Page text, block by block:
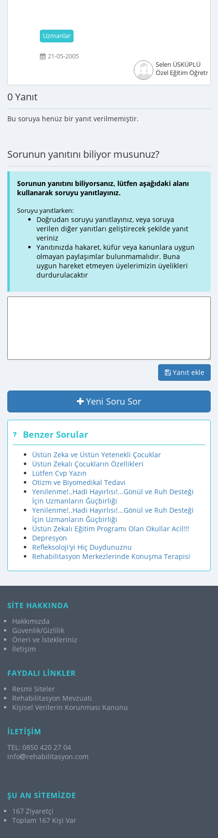
Uzmanlar
21-05-2005
Selen ÜSKÜPLÜ
Özel Eğitim
0 Yanıt
Bu soruya henüz bir yanıt verilmemiştir.
Sorunun yanıtını biliyor musunuz?
Sorunun yanıtını biliyorsanız, lütfen aşağıdaki alanı
kullanarak soruyu yanıtlayınız.
Soruyu yanıtlarken:
Doğrudan soruyu yanıtlayınız, veya soruya
verilen diğer yanıtları geliştirecek şekilde yanıt
veriniz
Yanıtınızda hakaret, küfür veya kanunlara uygun
olmayan paylaşımlar bulunmamalıdır. Buna
uygun hareket etmeyen üyelerimizin üyelikleri
durdurulacaktır
Yanıt ekle
Yeni Soru Sor
Benzer Sorular
Üstün Zeka ve Üstün Yetenekli Çocuklar
Üstün Zekalı Çocukların Özellikleri
Lütfen Cvp Yazın
Otizm ve Biyomedikal Tedavi
Yenilenme!..Hadi Hayırlısı!...Gönül ve Ruh Desteği
İçin Uzmanların Ğüçbirliği
Yenilenme!..Hadi Hayırlısı!...Gönül ve Ruh Desteği
İçin Uzmanların Ğüçbirliği
Üstün Zekalı Eğitim Programı Olan Okullar Acil!!!
Depresyon
Refleksoloji'yi Hiç Duydunuznu
Rehabilitasyon Merkezlerinde Konuşma Terapisi
SİTE HAKKINDA
Hakkımızda
Güvenlik/Gizlilik
Öneri ve İstekleriniz
İletişim
FAYDALI LİNKLER
Resmi Siteler
Rehabilitasyon Mevzuatı
Kişisel Verilerin Korunması Kanunu
İLETİŞİM
TEL: 0850 420 27 04
info
rehabilitasyon.com
ŞU AN SİTEMİZDE
167 Ziyaretçi
Toplam 167 Kişi Var